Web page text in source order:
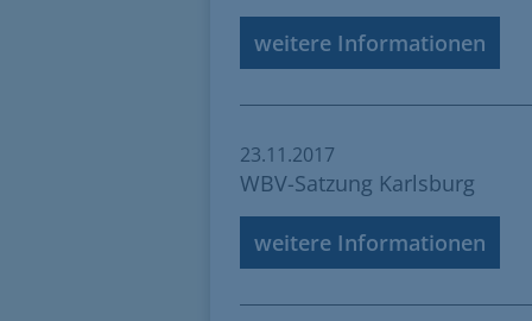
weitere Informationen
23.11.2017
WBV-Satzung Karlsburg
weitere Informationen